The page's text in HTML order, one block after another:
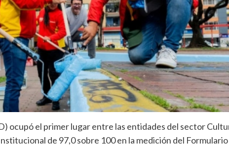
ocupó el primer lugar entre las entidades del sector
de 97,0 sobre 100 en la medición del Formulario